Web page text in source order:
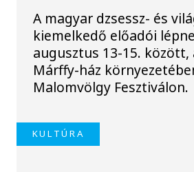
A magyar dzsessz- és
kiemelkedő előadói
augusztus 13-15. között,
Márffy-ház
Malomvölgy Fesztiválon.
KULTÚRA